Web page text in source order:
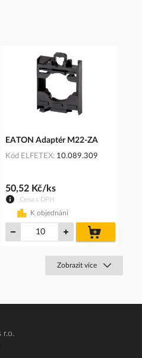
EATON Adaptér M22-ZA
Kód ELFETEX 10.089.309
Cena s DPH
50,52 Kč/ks
K objednání
košíku
Zobrazit více